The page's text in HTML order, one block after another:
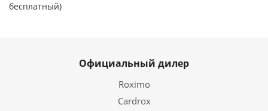
бесплатный)
Официальный дилер
Roximo
Cardrox